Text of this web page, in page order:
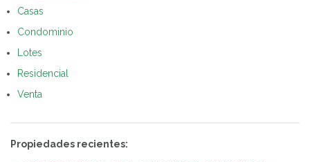
Casas
Condominio
Lotes
Residencial
Venta
Propiedades recientes: